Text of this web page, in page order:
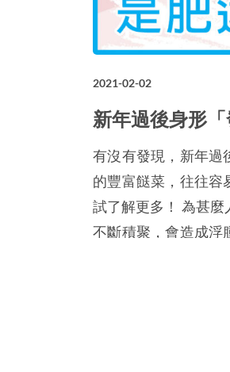
2021-02-02
新年過後身形
有沒有發現，新年過
的豐富餸菜，往往容
試了解更多！ 為甚
不斷積聚，會造成浮